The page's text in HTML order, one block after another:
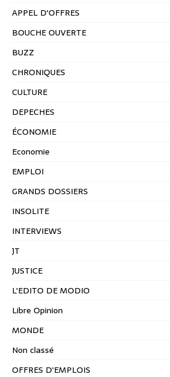
APPEL D'OFFRES
BOUCHE OUVERTE
BUZZ
CHRONIQUES
CULTURE
DEPECHES
ÉCONOMIE
Economie
EMPLOI
GRANDS DOSSIERS
INSOLITE
INTERVIEWS
JT
JUSTICE
L'EDITO DE MODIO
Libre Opinion
MONDE
Non classé
OFFRES D'EMPLOIS